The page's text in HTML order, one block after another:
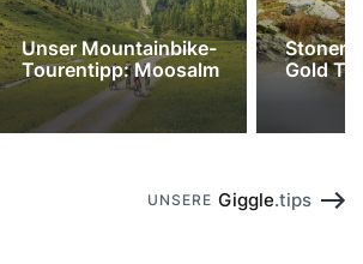
Unser Mountainbike-
Tourentipp: Moosalm
Gold Tour
UNSERE Giggle.tips